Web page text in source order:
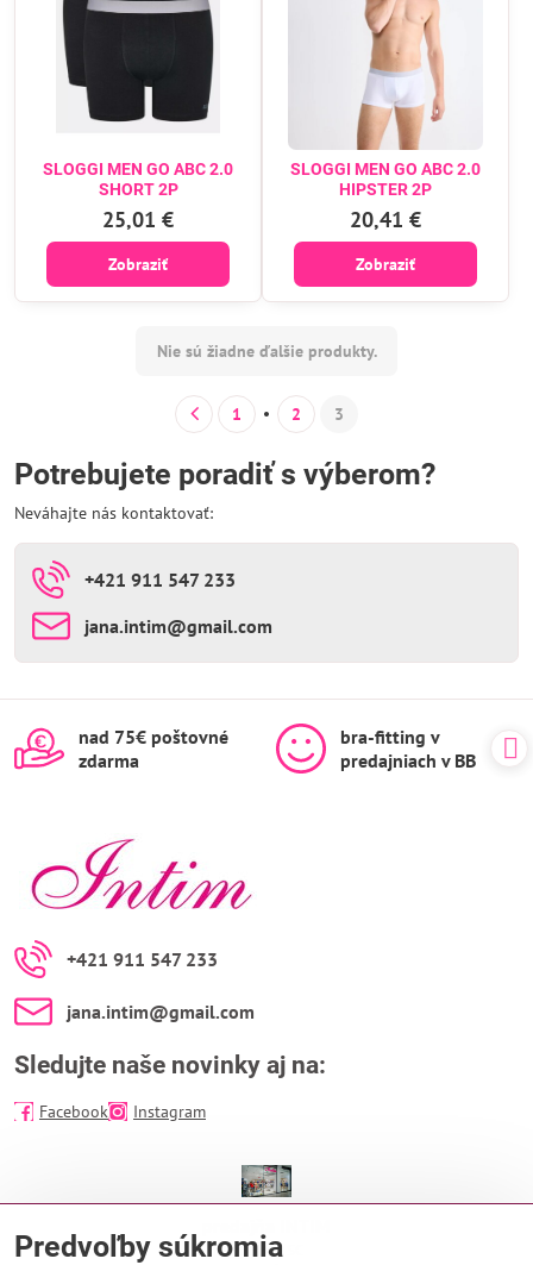
SLOGGI MEN GO ABC 2.0
SHORT 2P
25,01 €
Zobraziť
SLOGGI MEN GO ABC 2.0
HIPSTER 2P
20,41 €
Zobraziť
Nie sú žiadne ďalšie produkty.
1 2 3
Potrebujete poradiť s výberom?
Neváhajte nás kontaktovať:
+421 911 547 233
jana​.intim​@gmail​.com
nad 75€ poštovné
zdarma
bra-fitting v
predajniach v BB
+421 911 547 233
jana​.intim​@gmail​.com
Sledujte naše novinky aj na:
Facebook Instagram
EUROPA SC
Predvoľby súkromia